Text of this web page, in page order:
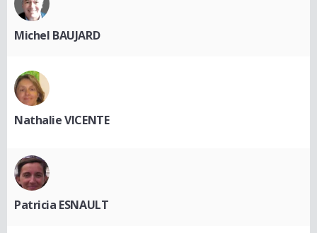
Michel BAUJARD
Nathalie VICENTE
Patricia ESNAULT